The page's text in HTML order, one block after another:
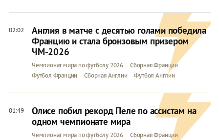
02:02
Англия в матче с десятью голами победила
Францию и стала бронзовым призером
ЧМ-2026
Чемпионат мира по футболу 2026
Сборная Франции
Футбол Франции
Сборная Англии Футбол Англии
01:49
Олисе побил рекорд Пеле по ассистам на
одном чемпионате мира
Чемпионат мира по футболу 2026
Сборная Франции